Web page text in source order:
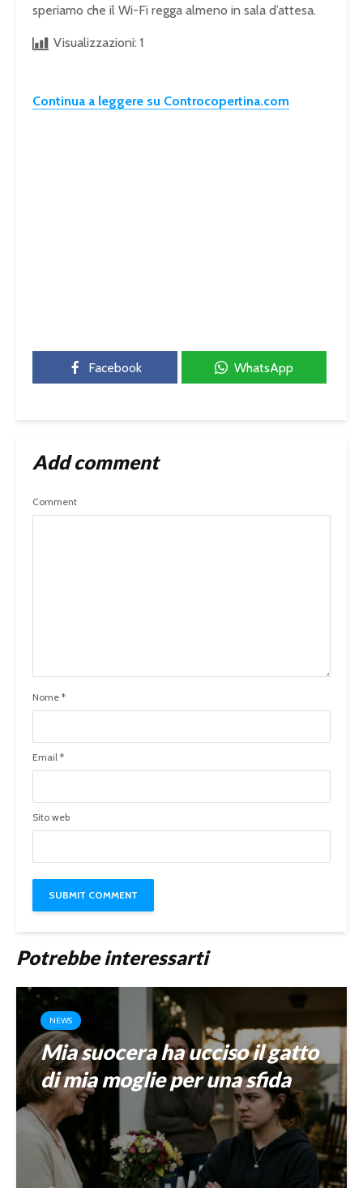
speriamo che il Wi-Fi regga almeno in sala d’attesa.
Visualizzazioni: 1
Continua a leggere su Controcopertina.com
Facebook WhatsApp
Add comment
Comment
Nome *
Email *
Sito web
Potrebbe interessarti
NEWS
Mia suocera ha ucciso il gatto
di mia moglie per una sfida